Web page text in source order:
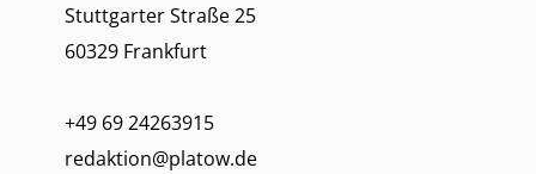
Stuttgarter Straße 25
60329 Frankfurt
+49 69 24263915
redaktion@platow.de